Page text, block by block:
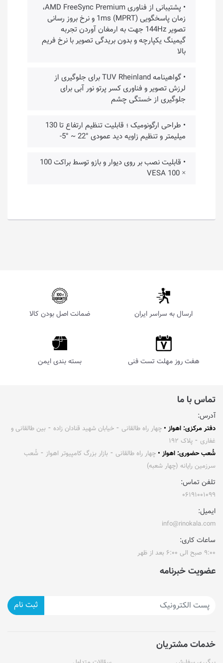
• پشتیبانی از فناوری AMD FreeSync Premium،
زمان پاسخگویی 1ms (MPRT) و نرخ بروز رسانی
تصویر 144Hz جهت به ارمغان آوردن تجربه
گیمینگ یکپارچه و بدون بریدگی تصویر با نرخ فریم
بالا
• گواهینامه TUV Rheinland برای جلوگیری از
لرزش تصویر و فناوری کسر پرتو نور آبی برای
جلوگیری از خستگی چشم
• طراحی ارگونومیک ؛ قابلیت تنظیم ارتفاع تا 130
میلیمتر و تنظیم زاویه دید عمودی °22 ~ °5-
• قابلیت نصب بر روی دیوار و بازو توسط براکت 100
× 100 VESA
ارسال به سراسر ایران ضمانت اصل بودن کالا
هفت روز مهلت تست فنی بسته بندی ایمن
تماس با ما
آدرس:
دفتر مرکزی: اهواز • چهار راه طالقانی ⁃ خیابان شهید قنادان زاده ⁃ بین طالقانی و
غفاری ⁃ پلاک ۱۹۲
شُعب حضوری: اهواز • چهار راه طالقانی ⁃ بازار بزرگ کامپیوتر اهواز ⁃ شُعب
سرزمین رایانه (چهار شعبه)
تلفن تماس:
۰۶۱۹۱۰۰۱۰۹۹
ایمیل:
info@rinokala.com
ساعات کاری:
۹:۰۰ صبح الی ۶:۰۰ بعد از ظهر
عضویت خبرنامه
ثبت نام
خدمات مشتریان